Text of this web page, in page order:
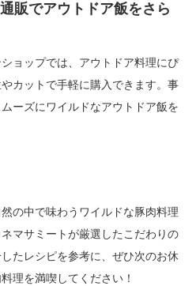
販でアウトドア飯をさら
ョップでは、アウトドア料理にぴ
カットで手軽に購入できます。事
ーズにワイルドなアウトドア飯を
の中で味わうワイルドな豚肉料理
マサミートが厳選したこだわりの
たレシピを参考に、ぜひ次のお休
理を満喫してください！